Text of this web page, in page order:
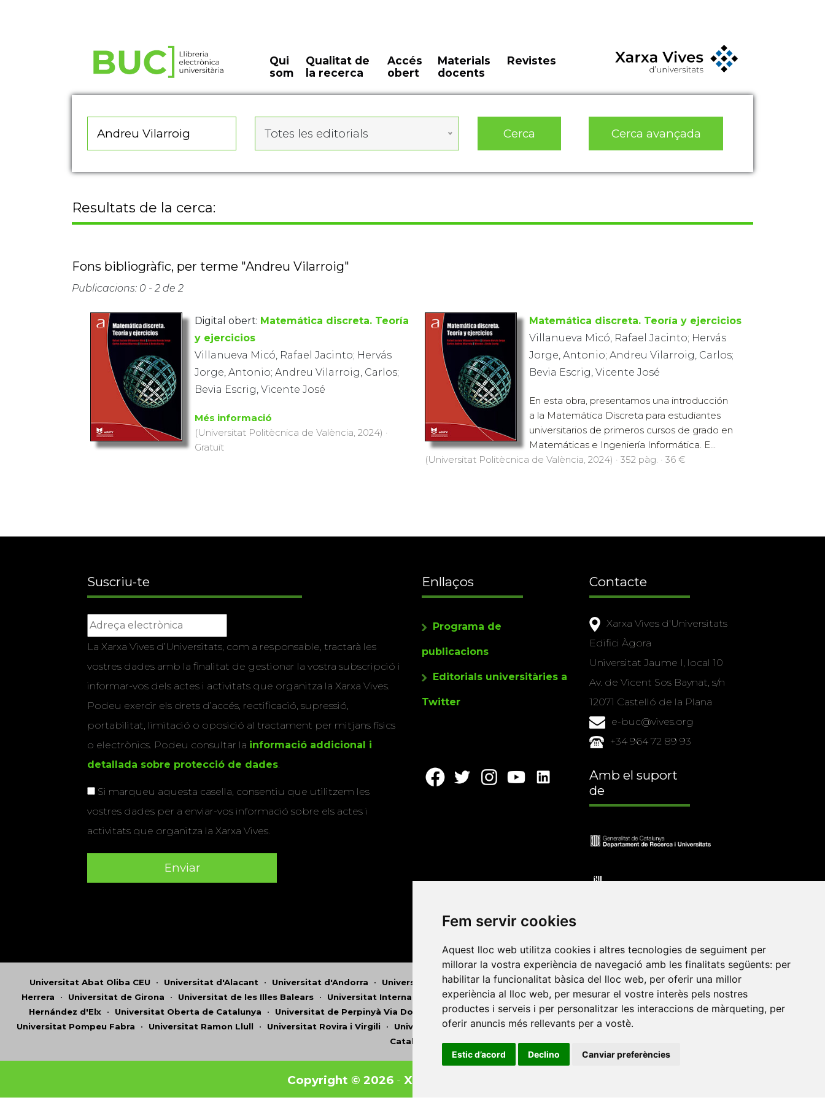
Fem servir cookies
Aquest lloc web utilitza cookies i altres tecnologies de seguiment per
millorar la vostra experiència de navegació amb les finalitats següents: per
habilitar la funcionalitat bàsica del lloc web, per oferir una millor
experiència al lloc web, per mesurar el vostre interès pels nostres
productes i serveis i per personalitzar les interaccions de màrqueting, per
oferir anuncis més rellevants per a vostè.
Estic d’acord Declino Canviar preferències
Qui
som
Qualitat de
la recerca
Accés
obert
Materials
docents
Revistes
Totes les editorials Cerca Cerca avançada
Resultats de la cerca:
Fons bibliogràfic, per terme "Andreu Vilarroig"
Publicacions: 0 - 2 de 2
Digital obert: Matemática discreta. Teoría
y ejercicios
Villanueva Micó, Rafael Jacinto; Hervás
Jorge, Antonio; Andreu Vilarroig, Carlos;
Bevia Escrig, Vicente José
Més informació
(Universitat Politècnica de València, 2024) ·
Gratuït
Matemática discreta. Teoría y ejercicios
Villanueva Micó, Rafael Jacinto; Hervás
Jorge, Antonio; Andreu Vilarroig, Carlos;
Bevia Escrig, Vicente José
En esta obra, presentamos una introducción
a la Matemática Discreta para estudiantes
universitarios de primeros cursos de grado en
Matemáticas e Ingeniería Informática. E...
(Universitat Politècnica de València, 2024) · 352 pàg. · 36 €
Suscriu-te
La Xarxa Vives d’Universitats, com a responsable, tractarà les
vostres dades amb la finalitat de gestionar la vostra subscripció i
informar-vos dels actes i activitats que organitza la Xarxa Vives.
Podeu exercir els drets d’accés, rectificació, supressió,
portabilitat, limitació o oposició al tractament per mitjans físics
o electrònics. Podeu consultar la informació addicional i
detallada sobre protecció de dades.
Si marqueu aquesta casella, consentiu que utilitzem les
vostres dades per a enviar-vos informació sobre els actes i
activitats que organitza la Xarxa Vives.
Enllaços
Programa de
publicacions
Editorials universitàries a
Twitter
Contacte
Xarxa Vives d'Universitats
Edifici Àgora
Universitat Jaume I, local 10
Av. de Vicent Sos Baynat, s/n
12071 Castelló de la Plana
e-buc@vives.org
+34 964 72 89 93
Amb el suport
de
Universitat Abat Oliba CEU • Universitat d'Alacant • Universitat d'Andorra • Universitat Autònoma de Barcelona•Universitat de Barcelona•Universitat CEU Cardenal
Herrera • Universitat de Girona • Universitat de les Illes Balears • Universitat Internacional de Catalunya•Universitat Jaume I•Universitat de Lleida•Universitat Miguel
Hernández d'Elx • Universitat Oberta de Catalunya • Universitat de Perpinyà Via Domitia •Universitat Politècnica de Catalunya•Universitat Politècnica de València
Universitat Pompeu Fabra • Universitat Ramon Llull • Universitat Rovira i Virgili • Universitat de Sàsser•Universitat de València•Universitat de Vic - Universitat Central de
Catalunya
Copyright © 2026- Xarxa Vives d'Universitats